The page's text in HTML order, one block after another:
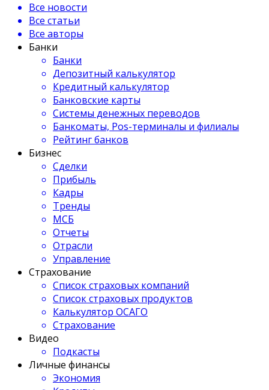
Все новости
Все статьи
Все авторы
Банки
Банки
Депозитный калькулятор
Кредитный калькулятор
Банковские карты
Системы денежных переводов
Банкоматы, Pos-терминалы и филиалы
Рейтинг банков
Бизнес
Сделки
Прибыль
Кадры
Тренды
МСБ
Отчеты
Отрасли
Управление
Страхование
Список страховых компаний
Список страховых продуктов
Калькулятор ОСАГО
Страхование
Видео
Подкасты
Личные финансы
Экономия